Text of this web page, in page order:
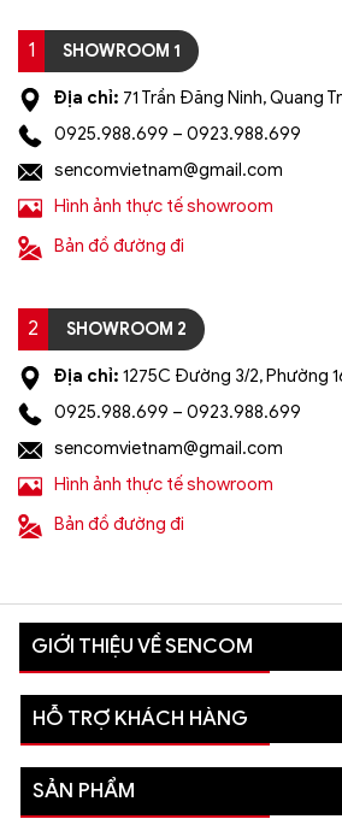
1 SHOWROOM 1
Địa chỉ: 71 Trần Đăng Ninh, Quang
0925.988.699 – 0923.988.699
sencomvietnam@gmail.com
Hình ảnh thực tế showroom
Bản đồ đường đi
2 SHOWROOM 2
Địa chỉ: 1275C Đường 3/2, Phường
0925.988.699 – 0923.988.699
sencomvietnam@gmail.com
Hình ảnh thực tế showroom
Bản đồ đường đi
GIỚI THIỆU VỀ SENCOM
HỖ TRỢ KHÁCH HÀNG
SẢN PHẨM